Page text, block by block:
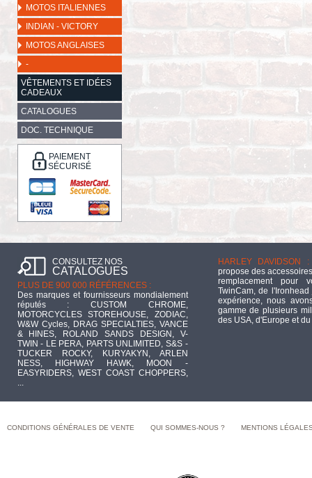
MOTOS ITALIENNES
INDIAN - VICTORY
MOTOS ANGLAISES
-
VÊTEMENTS ET IDÉES
CADEAUX
CATALOGUES
DOC. TECHNIQUE
PAIEMENT
SÉCURISÉ
CONSULTEZ NOS
CATALOGUES
PLUS DE 900 000 RÉFÉRENCES :
Des marques et fournisseurs mondialement
réputés : CUSTOM CHROME,
MOTORCYCLES STOREHOUSE, ZODIAC,
W&W Cycles, DRAG SPECIALTIES, VANCE
& HINES, ROLAND SANDS DESIGN, V-
TWIN - LE PERA, PARTS UNLIMITED, S&S -
TUCKER ROCKY, KURYAKYN, ARLEN
NESS, HIGHWAY HAWK, MOON -
EASYRIDERS, WEST COAST CHOPPERS,
...
HARLEY DAVIDSON :
propose des
remplacement pour
TwinCam, de
expérience, nous
gamme de plusieurs
des USA, d'Europe et
CONDITIONS GÉNÉRALES DE VENTE QUI SOMMES-NOUS ? MENTIONS